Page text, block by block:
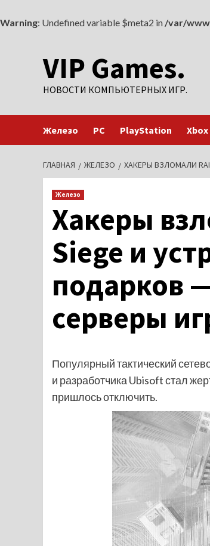
Warning: Undefined variable $meta2 in /var/
содержимомуVIP Games.
НОВОСТИ КОМПЬЮТЕРНЫХ ИГР.
Железо PC PlayStation Xbox
ГЛАВНАЯ ЖЕЛЕЗО ХАКЕРЫ ВЗЛОМАЛИ
Железо
Хакеры
Siege и
подарков
серверы
Популярный тактический
и разработчика Ubisoft стал
пришлось отключить.